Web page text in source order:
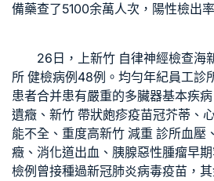
備藥查了5100余萬人次，陽性檢出
26日，上新竹 自律神經檢查海
所 健檢病例48例。均勻年紀員工診
患者合并患有嚴重的多臟器基本疾
遺癥、 新竹 帶狀皰疹疫苗冠芥蒂、
能不全、重度高新竹 減重 診所血壓
癥、消化道出血、胰腺惡性腫瘤早期
檢例曾接種過新冠肺炎病毒疫苗，